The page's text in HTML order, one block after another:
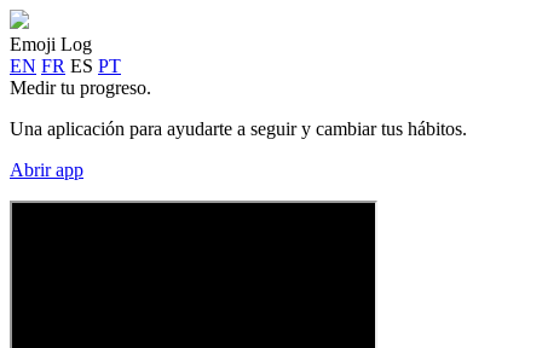
Emoji Log
EN FR ES PT
Medir tu progreso.
Una aplicación para ayudarte a seguir y cambiar tus hábitos.
Abrir app